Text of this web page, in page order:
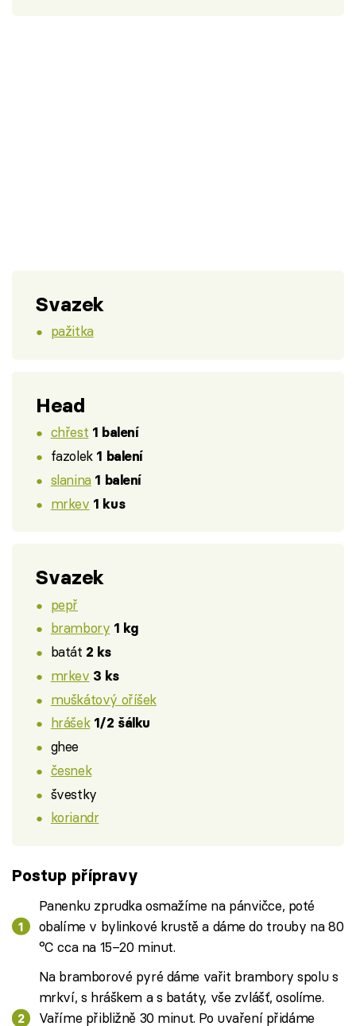
Svazek
pažitka
Head
chřest 1 balení
fazolek 1 balení
slanina 1 balení
mrkev 1 kus
Svazek
pepř
brambory 1 kg
batát 2 ks
mrkev 3 ks
muškátový oříšek
hrášek 1/2 šálku
ghee
česnek
švestky
koriandr
Postup přípravy
Panenku zprudka osmažíme na pánvičce, poté
obalíme v bylinkové krustě a dáme do trouby na 80
°C cca na 15–20 minut.
Na bramborové pyré dáme vařit brambory spolu s
mrkví, s hráškem a s batáty, vše zvlášť, osolíme.
Vaříme přibližně 30 minut. Po uvaření přidáme